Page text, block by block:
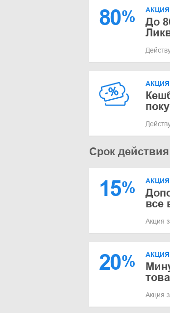
80% АКЦИЯ
До
АКЦИЯ
Срок
15% АКЦИЯ
все
Акция
20% АКЦИЯ
Акция